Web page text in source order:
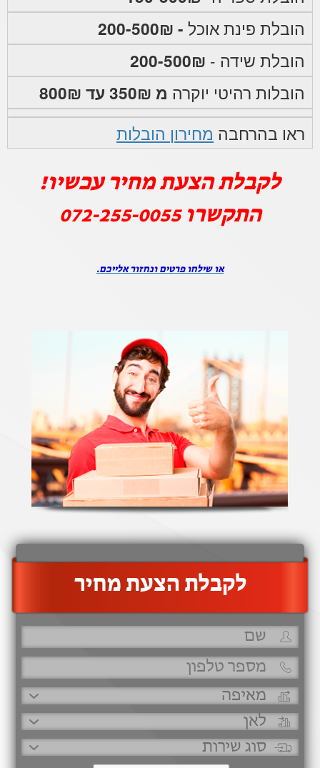
הובלת פינת אוכל - 200-500₪
הובלת שידה - 200-500₪
הובלות רהיטי יוקרה מ 350₪ עד 800₪
ראו בהרחבה מחירון הובלות
לקבלת הצעת מחיר עכשיו!
התקשרו072-255-0055
או שילחו פרטים ונחזור אלייכם.
‫לקבלת הצעת מחיר